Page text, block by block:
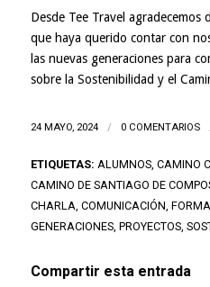
Desde Tee Travel agradecemos
que haya querido contar con
las nuevas generaciones para
sobre la Sostenibilidad y el
24 MAYO, 2024 / 0 COMENTARIOS
ETIQUETAS: ALUMNOS, CAMINO
CAMINO DE SANTIAGO DE
CHARLA, COMUNICACIÓN,
GENERACIONES, PROYECTOS,
Compartir esta entrada